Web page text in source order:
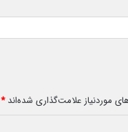
موردنیاز علامت‌گذاری شده‌اند*